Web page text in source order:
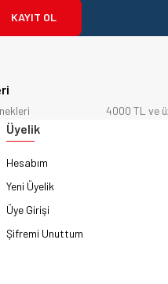
KAYIT OL
4000 TL ve
Üyelik
Hesabım
Yeni Üyelik
Üye Girişi
Şifremi Unuttum